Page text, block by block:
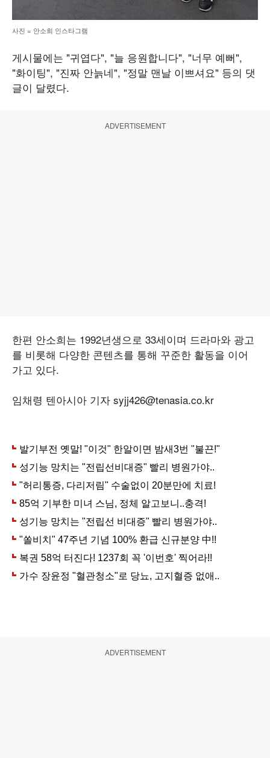
사진 = 안소희 인스타그램
게시물에는 "귀엽다", "늘 응원합니다", "너무 예뻐",
"화이팅", "진짜 안늙네", "정말 맨날 이쁘셔요" 등의 댓
글이 달렸다.
ADVERTISEMENT
한편 안소희는 1992년생으로 33세이며 드라마와 광고
를 비롯해 다양한 콘텐츠를 통해 꾸준한 활동을 이어
가고 있다.
임채령 텐아시아 기자 syjj426@tenasia.co.kr
ADVERTISEMENT